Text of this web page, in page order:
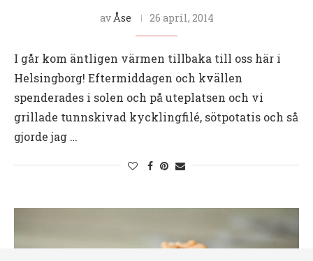
av Åse 26 april, 2014
I går kom äntligen värmen tillbaka till oss här i
Helsingborg! Eftermiddagen och kvällen
spenderades i solen och på uteplatsen och vi
grillade tunnskivad kycklingfilé, sötpotatis och så
gjorde jag …